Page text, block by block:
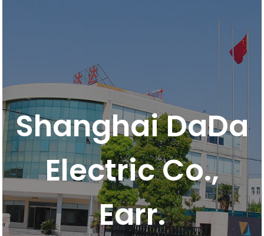
Shanghai DaDa
Electric Co.,
Earr.